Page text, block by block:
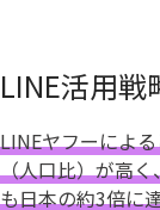
LINE活用戦
LINEヤフーによ
（人口比）が高
も日本の約3倍に